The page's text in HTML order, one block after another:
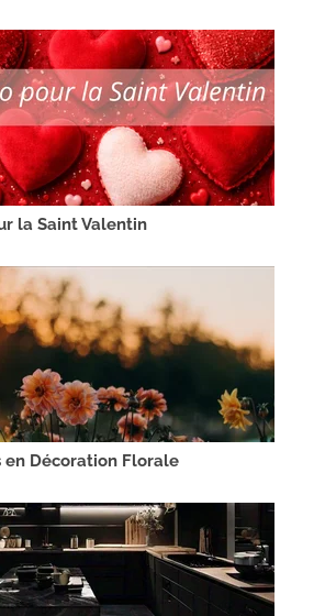
la Saint Valentin
en Décoration Florale